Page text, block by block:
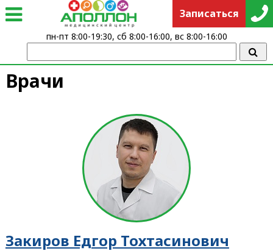
Врачи
Закиров Едгор Тохтасинович
Записаться
пн-пт 8:00-19:30, сб 8:00-16:00, вс 8:00-16:00